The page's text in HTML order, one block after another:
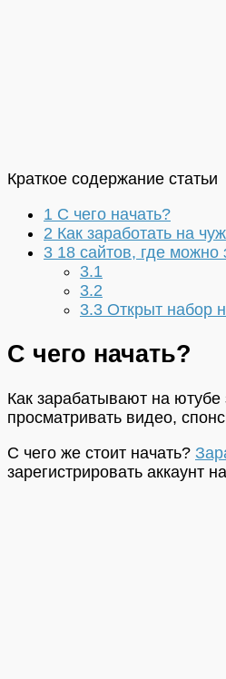
Краткое содержание статьи
1 С чего начать?
2 Как заработать на
3 18 сайтов, где
3.1
3.2
3.3 Открыт набор
С чего начать?
Как зарабатывают на ютубе
просматривать видео,
С чего же стоит начать?
зарегистрировать аккаунт